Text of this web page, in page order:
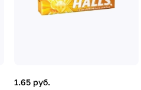
1.65 руб.